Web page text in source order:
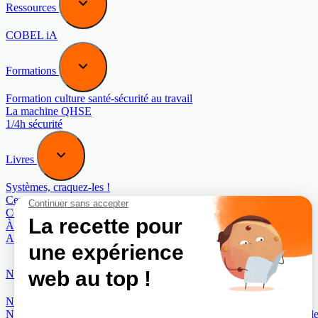
Ressources
COBEL iA
Formations
Formation culture santé-sécurité au travail
La machine QHSE
1/4h sécurité
Livres
Systèmes, craquez-les !
Cerveaux, craquez-les !
Contre Mesure (au manuel de sabotage de la CIA)
À l’origine de vos talents
Au-delà des apparences
Normes
Norme COBEL 40442 : Management du bon sens
Norme COBEL 40443 : Management de la Maturité organisationnelle